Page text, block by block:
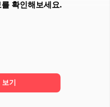
확인해보세요.
기